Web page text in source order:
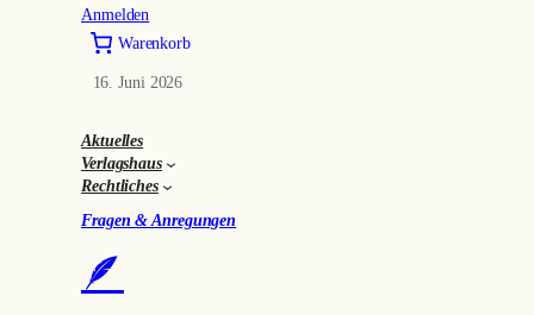
Anmelden
Warenkorb
16. Juni 2026
Aktuelles
Verlagshaus
Rechtliches
Fragen & Anregungen
🪶